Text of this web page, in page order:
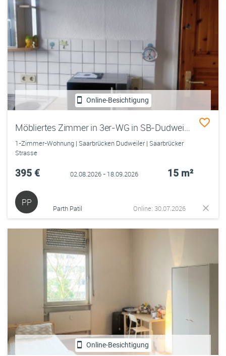
Online-Besichtigung
Möbliertes Zimmer in 3er-WG in SB-Dudweiler – mit eigener Küche im Zimmer!
1-Zimmer-Wohnung | Saarbrücken Dudweiler | Saarbrücker
Strasse
395 € 02.08.2026 - 18.09.2026 15 m²
PP
Parth Patil Online: 30.07.2026
Online-Besichtigung